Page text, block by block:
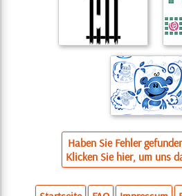
Haben Sie Fehler
Klicken Sie hier, um uns